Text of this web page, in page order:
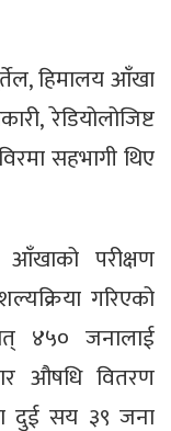
हिमालय आँखा
रेडियोलोजिष्ट
सहभागी थिए
परीक्षण
गरिएको
४५० जनालाई
औषधि वितरण
दुई सय ३९ जना